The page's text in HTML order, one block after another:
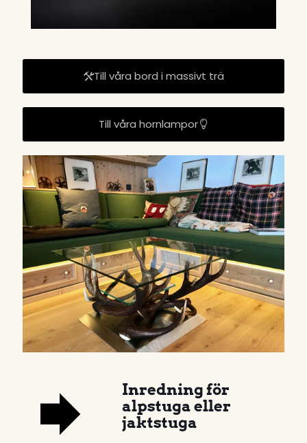
Till våra bord i massivt trä
Till våra hornlampor
Inredning för
alpstuga eller
jaktstuga